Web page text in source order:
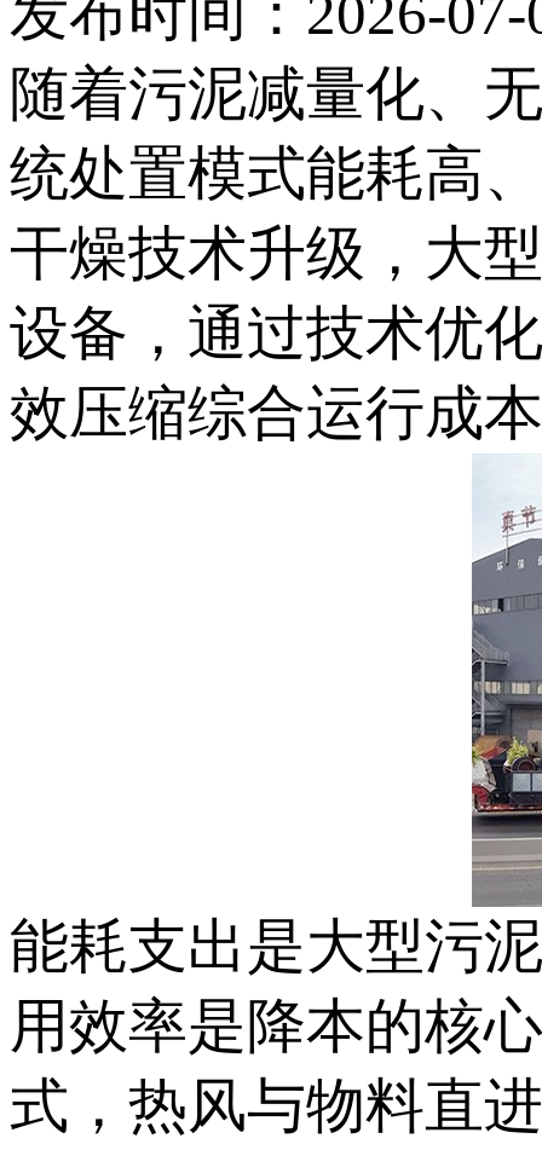
发布时间：2026-07-
随着污泥减量化、
统处置模式能耗高
干燥技术升级，大
设备，通过技术优
效压缩综合运行成
能耗支出是大型污
用效率是降本的核
式，热风与物料直